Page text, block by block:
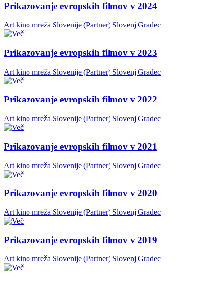
Prikazovanje evropskih filmov v 2024
Art kino mreža Slovenije (Partner) Slovenj Gradec
Prikazovanje evropskih filmov v 2023
Art kino mreža Slovenije (Partner) Slovenj Gradec
Prikazovanje evropskih filmov v 2022
Art kino mreža Slovenije (Partner) Slovenj Gradec
Prikazovanje evropskih filmov v 2021
Art kino mreža Slovenije (Partner) Slovenj Gradec
Prikazovanje evropskih filmov v 2020
Art kino mreža Slovenije (Partner) Slovenj Gradec
Prikazovanje evropskih filmov v 2019
Art kino mreža Slovenije (Partner) Slovenj Gradec